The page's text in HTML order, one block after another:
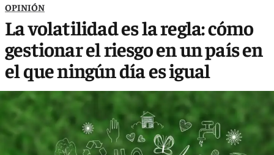
OPINIÓN
La volatilidad es la regla: cómo
gestionar el riesgo en un país en
el que ningún día es igual